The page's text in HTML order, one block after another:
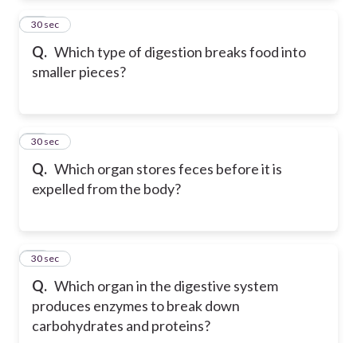
Q. Which type of digestion breaks food into
smaller pieces?
14
30 sec
Q. Which organ stores feces before it is
expelled from the body?
15
30 sec
Q. Which organ in the digestive system
produces enzymes to break down
carbohydrates and proteins?
16
30 sec